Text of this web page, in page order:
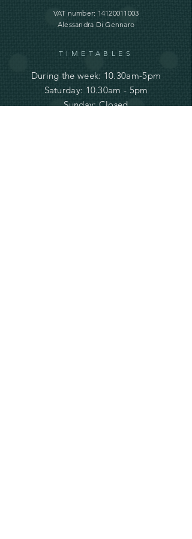
VAT number: 14120011003
Alessandra Di Gennaro
TIMETABLES
During the week: 10.30am-5pm
Saturday: 10.30am - 5pm
Sunday: Closed